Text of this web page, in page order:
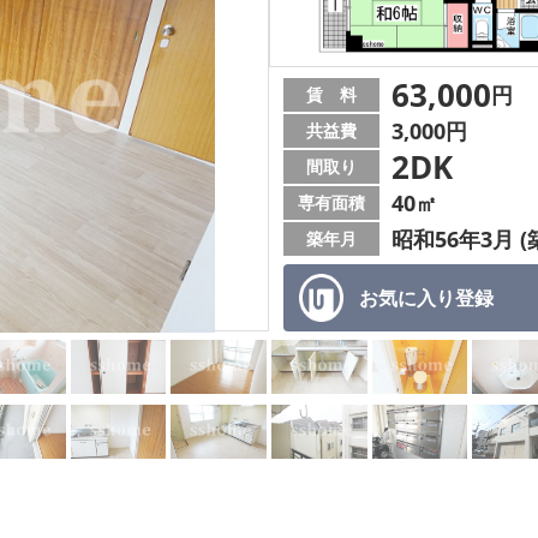
お気に入り登録
賃 料 63,000円
共益費 3,000円
間取り 2DK
専有面積 40㎡
築年月 昭和56年3月 (